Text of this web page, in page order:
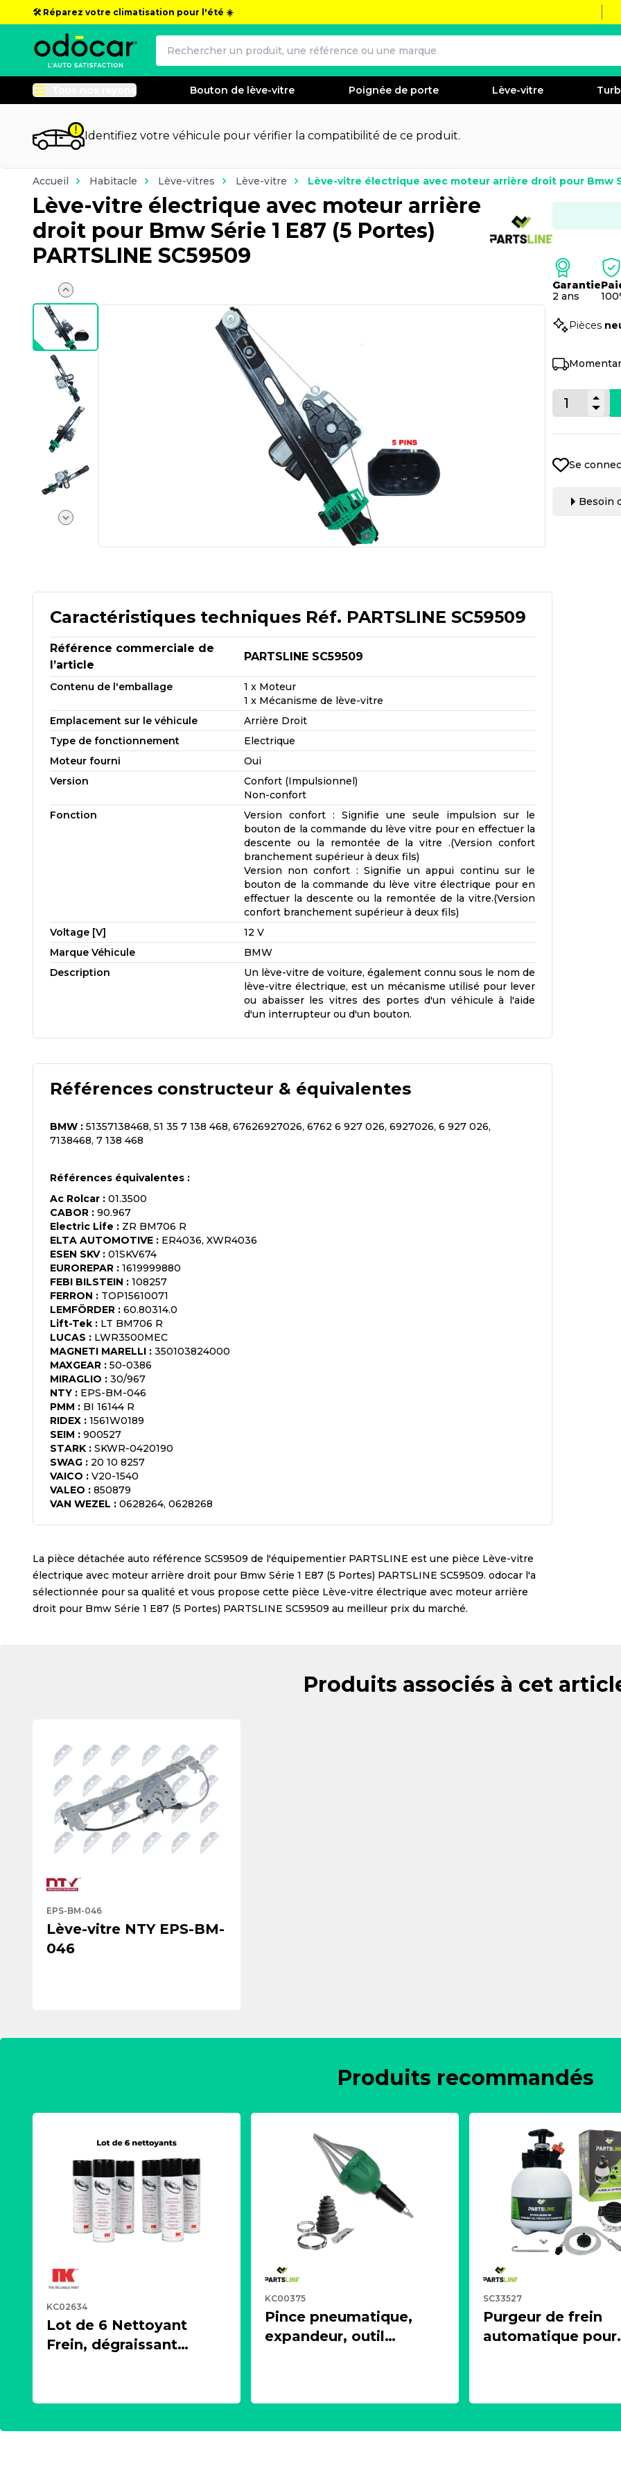
🛠️ Réparez votre climatisation pour l'été ☀️
Tous nos rayons Bouton de lève-vitre Poignée de porte Lève-vitre
Identifiez votre véhicule pour vérifier la compatibilité de ce produit.
Accueil Habitacle Lève-vitres Lève-vitre Lève-vitre électrique avec moteur arrière droit pour Bmw
Lève-vitre électrique avec moteur arrière
droit pour Bmw Série 1 E87 (5 Portes)
PARTSLINE SC59509
Caractéristiques techniques Réf. PARTSLINE SC59509
Référence commerciale de
l’article
PARTSLINE SC59509
Contenu de l'emballage
1 x Moteur
1 x Mécanisme de lève-vitre
Emplacement sur le véhicule
Arrière Droit
Type de fonctionnement
Electrique
Moteur fourni
Oui
Version
Confort (Impulsionnel)
Non-confort
Fonction
Version confort : Signifie une seule impulsion sur le
bouton de la commande du lève vitre pour en effectuer la
descente ou la remontée de la vitre .(Version confort
branchement supérieur à deux fils)
Version non confort : Signifie un appui continu sur le
bouton de la commande du lève vitre électrique pour en
effectuer la descente ou la remontée de la vitre.(Version
confort branchement supérieur à deux fils)
Voltage [V]
12 V
Marque Véhicule
BMW
Description
Un lève-vitre de voiture, également connu sous le nom de
lève-vitre électrique, est un mécanisme utilisé pour lever
ou abaisser les vitres des portes d'un véhicule à l'aide
d'un interrupteur ou d'un bouton.
Références constructeur & équivalentes
BMW : 51357138468, 51 35 7 138 468, 67626927026, 6762 6 927 026, 6927026, 6 927 026,
7138468, 7 138 468
Références équivalentes :
Ac Rolcar : 01.3500
CABOR : 90.967
Electric Life : ZR BM706 R
ELTA AUTOMOTIVE : ER4036, XWR4036
ESEN SKV: 01SKV674
EUROREPAR : 1619999880
FEBI BILSTEIN : 108257
FERRON : TOP15610071
LEMFÖRDER : 60.80314.0
Lift-Tek : LT BM706 R
LUCAS : LWR3500MEC
MAGNETI MARELLI : 350103824000
MAXGEAR : 50-0386
MIRAGLIO : 30/967
NTY : EPS-BM-046
PMM : BI 16144 R
RIDEX : 1561W0189
SEIM : 900527
STARK : SKWR-0420190
SWAG : 20 10 8257
VAICO : V20-1540
VALEO : 850879
VAN WEZEL : 0628264, 0628268
La pièce détachée auto référence SC59509 de l'équipementier PARTSLINE est une pièce Lève-vitre
électrique avec moteur arrière droit pour Bmw Série 1 E87 (5 Portes) PARTSLINE SC59509. odocar l'a
sélectionnée pour sa qualité et vous propose cette pièce Lève-vitre électrique avec moteur arrière
droit pour Bmw Série 1 E87 (5 Portes) PARTSLINE SC59509 au meilleur prix du marché.
Garantie
2 ans
Pièces
Se
Besoin
Produits associés à cet
EPS-BM-046
Lève-vitre NTY EPS-BM-
046
Produits recommandés
KC02634
Lot de 6 Nettoyant
Frein, dégraissant
KC00375
Pince pneumatique,
expandeur, outil
SC33527
Purgeur de frein
automatique pour